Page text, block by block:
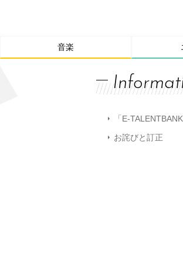
音楽
「E-
お詫びと訂正